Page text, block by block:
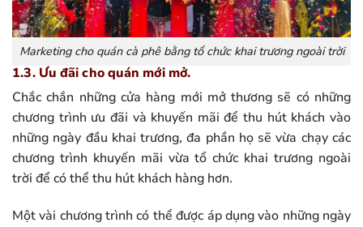
Marketing cho quán cà phê bằng tổ chức khai trương ngoài trời
1.3. Ưu đãi cho quán mới mở.
Chắc chắn những cửa hàng mới mở thương sẽ có những
chương trình ưu đãi và khuyến mãi để thu hút khách vào
những ngày đầu khai trương, đa phần họ sẽ vừa chạy các
chương trình khuyến mãi vừa tổ chức khai trương ngoài
trời để có thể thu hút khách hàng hơn.
Một vài chương trình có thể được áp dụng vào những ngày